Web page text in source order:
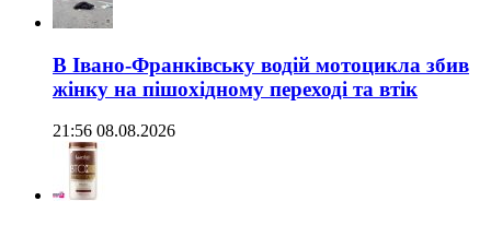
В Івано-Франківську водій мотоцикла збив
жінку на пішохідному переході та втік
21:56 08.08.2026